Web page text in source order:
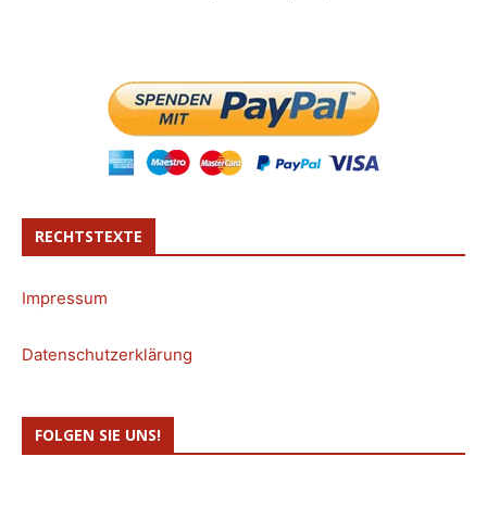
RECHTSTEXTE
Impressum
Datenschutzerklärung
FOLGEN SIE UNS!